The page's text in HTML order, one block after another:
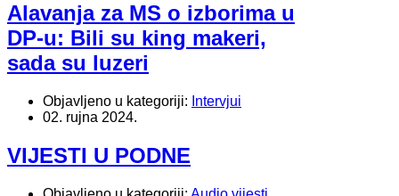
Alavanja za MS o izborima u
DP-u: Bili su king makeri,
sada su luzeri
Objavljeno u kategoriji: Intervjui
02. rujna 2024.
VIJESTI U PODNE